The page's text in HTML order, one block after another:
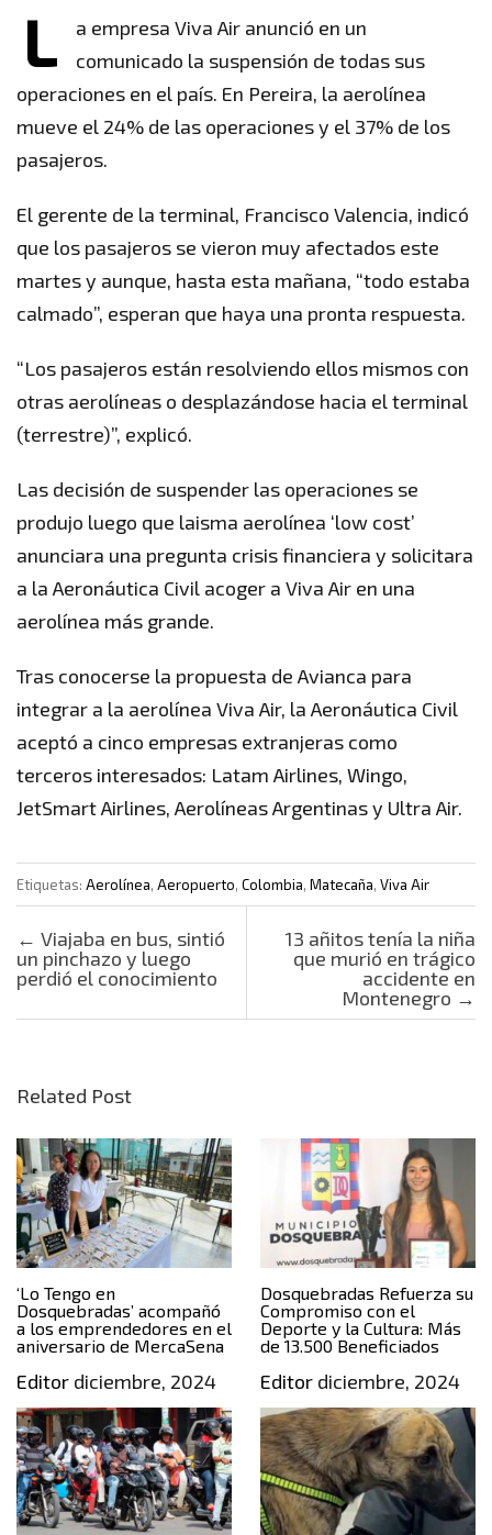
L
a empresa Viva Air anunció en un
comunicado la suspensión de todas sus
operaciones en el país. En Pereira, la aerolínea
mueve el 24% de las operaciones y el 37% de los
pasajeros.
El gerente de la terminal, Francisco Valencia, indicó
que los pasajeros se vieron muy afectados este
martes y aunque, hasta esta mañana, “todo estaba
calmado”, esperan que haya una pronta respuesta.
“Los pasajeros están resolviendo ellos mismos con
otras aerolíneas o desplazándose hacia el terminal
(terrestre)”, explicó.
Las decisión de suspender las operaciones se
produjo luego que laisma aerolínea ‘low cost’
anunciara una pregunta crisis financiera y solicitara
a la Aeronáutica Civil acoger a Viva Air en una
aerolínea más grande.
Tras conocerse la propuesta de Avianca para
integrar a la aerolínea Viva Air, la Aeronáutica Civil
aceptó a cinco empresas extranjeras como
terceros interesados: Latam Airlines, Wingo,
JetSmart Airlines, Aerolíneas Argentinas y Ultra Air.
Etiquetas: Aerolínea, Aeropuerto, Colombia, Matecaña, Viva Air
Post navigation
← Viajaba en bus, sintió
un pinchazo y luego
perdió el conocimiento
13 añitos tenía la niña
que murió en trágico
accidente en
Montenegro →
Related Post
‘Lo Tengo en
Dosquebradas’ acompañó
a los emprendedores en el
aniversario de MercaSena
Editor diciembre, 2024
Dosquebradas Refuerza su
Compromiso con el
Deporte y la Cultura: Más
de 13.500 Beneficiados
Editordiciembre, 2024